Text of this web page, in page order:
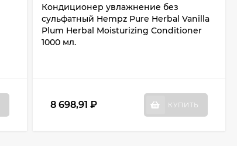
Кондиционер увлажнение без
сульфатный Hempz Pure Herbal Vanilla
Plum Herbal Moisturizing Conditioner
1000 мл.
8 698,91 ₽ КУПИТЬ